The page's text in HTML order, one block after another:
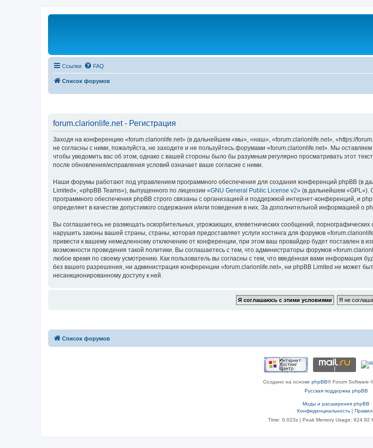
Ссылки FAQ
Список форумов
forum.clarionlife.net - Регистрация
Заходя на конференцию «forum.clarionlife.net» (в дальнейшем «мы», «наш», «forum.clarionlife.net», «https://
не согласны с ними, пожалуйста, не заходите и не пользуйтесь форумами «forum.clarionlife.net». Мы
чтобы уведомить вас об этом, однако с вашей стороны было бы разумным регулярно просматривать этот
после обновления/исправления условий означает ваше согласие с ними.
Наши форумы работают под управлением программного обеспечения для создания конференций phpBB (в
Limited», «phpBB Teams»), выпущенного по лицензии «GNU General Public License v2» (в дальнейшем «GPL»).
программного обеспечения phpBB строго связаны с организацией и поддержкой интернет-конференций, и
определяет в качестве допустимого содержания и/или поведения в них. За дополнительной информацией о
Вы соглашаетесь не размещать оскорбительных, угрожающих, клеветнических сообщений,
нарушить законы вашей страны, страны, которая предоставляет услуги хостинга для форумов
привести к вашему немедленному отключению от конференции, при этом ваш провайдер будет поставлен в
возможности проведения такой политики. Вы соглашаетесь с тем, что администраторы форумов
любое время по своему усмотрению. Как пользователь вы согласны с тем, что введённая вами информация
без вашего разрешения, ни администрация конференции «forum.clarionlife.net», ни phpBB Limited не может
несанкционированному доступу к ней.
Список форумов
Создано на основе phpBB® Forum Software
Русская поддержка phpBB
Моды и расширения phpBB
Конфиденциальность|
Time: 0.023s| Peak Memory Usage: 924.92